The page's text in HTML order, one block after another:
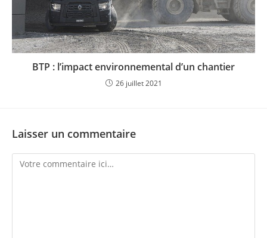
BTP : l’impact environnemental d’un chantier
26 juillet 2021
Laisser un commentaire